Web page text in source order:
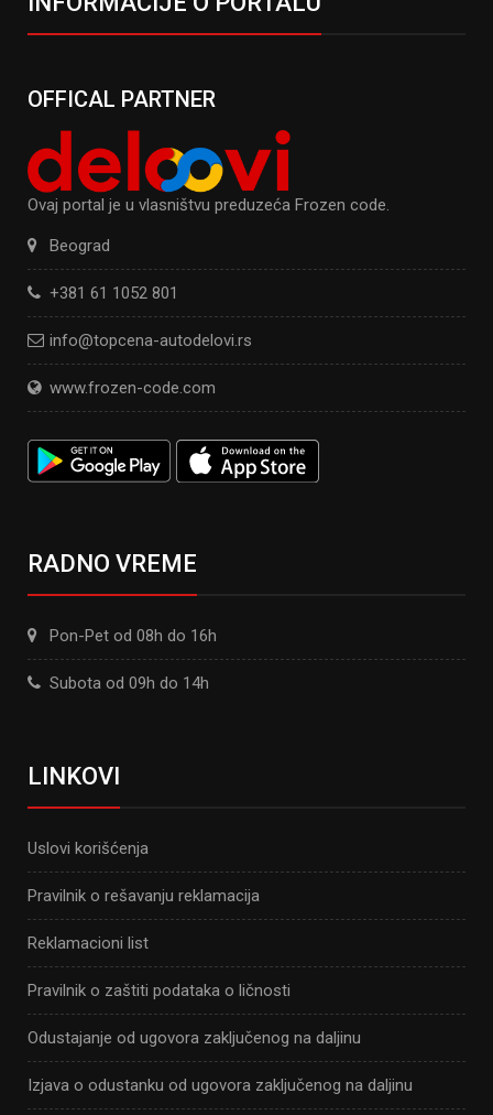
OFFICAL PARTNER
Ovaj portal je u vlasništvu preduzeća Frozen code.
Beograd
+381 61 1052 801
info@topcena-autodelovi.rs
www.frozen-code.com
RADNO VREME
Pon-Pet od 08h do 16h
Subota od 09h do 14h
LINKOVI
Uslovi korišćenja
Pravilnik o rešavanju reklamacija
Reklamacioni list
Pravilnik o zaštiti podataka o ličnosti
Odustajanje od ugovora zaključenog na daljinu
Izjava o odustanku od ugovora zaključenog na daljinu